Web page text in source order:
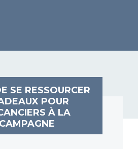
SE RESSOURCER
POUR
À LA
CAMPAGNE